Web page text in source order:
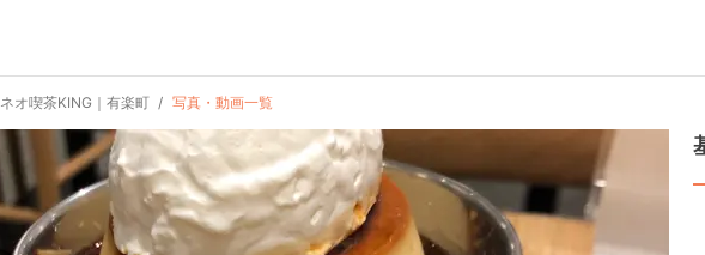
ネオ喫茶KING｜有楽町 写真・動画一覧